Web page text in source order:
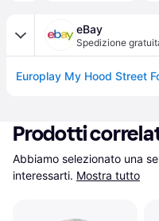
eBay
Spedizione
Prodotti
Abbiamo selezionato una
interessarti. Mostra tutto